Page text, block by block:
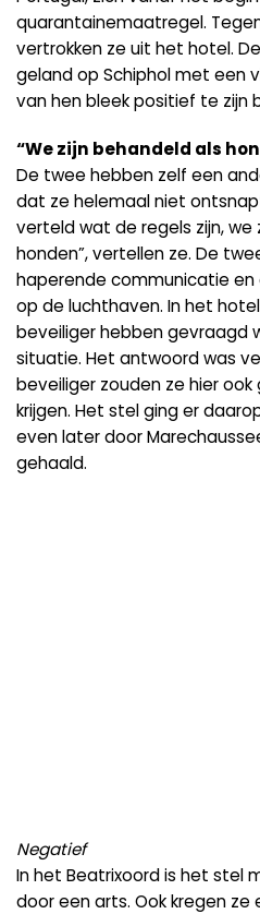
quarantainemaatregel.
vertrokken ze uit het hotel.
geland op Schiphol met een
van hen bleek positief te zijn
“We zijn behandeld als
De twee hebben zelf een
dat ze helemaal niet
verteld wat de regels zijn, we
honden”, vertellen ze. De
haperende communicatie
op de luchthaven. In het
beveiliger hebben gevraagd
situatie. Het antwoord was
beveiliger zouden ze hier
krijgen. Het stel ging er
even later door
gehaald.
Negatief
In het Beatrixoord is het stel
door een arts. Ook kregen ze